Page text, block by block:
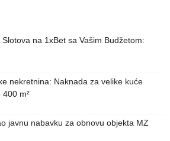
na 1xBet sa Vašim Budžetom:
nekretnina: Naknada za velike kuće
m²
javnu nabavku za obnovu objekta MZ